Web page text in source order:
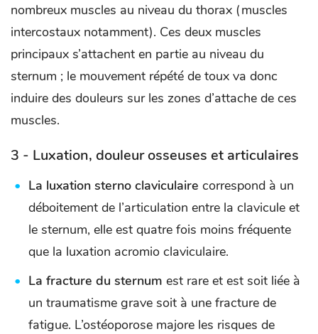
nombreux muscles au niveau du thorax (muscles
intercostaux notamment). Ces deux muscles
principaux s’attachent en partie au niveau du
sternum ; le mouvement répété de toux va donc
induire des douleurs sur les zones d’attache de ces
muscles.
3 - Luxation, douleur osseuses et articulaires
La luxation sterno claviculaire correspond à un
déboitement de l’articulation entre la clavicule et
le sternum, elle est quatre fois moins fréquente
que la luxation acromio claviculaire.
La fracture du sternum est rare et est soit liée à
un traumatisme grave soit à une fracture de
fatigue. L’ostéoporose majore les risques de